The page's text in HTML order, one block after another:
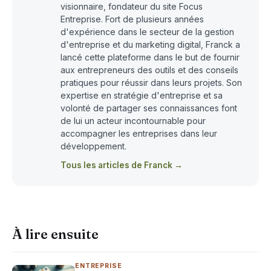
visionnaire, fondateur du site Focus
Entreprise. Fort de plusieurs années
d'expérience dans le secteur de la gestion
d'entreprise et du marketing digital, Franck a
lancé cette plateforme dans le but de fournir
aux entrepreneurs des outils et des conseils
pratiques pour réussir dans leurs projets. Son
expertise en stratégie d'entreprise et sa
volonté de partager ses connaissances font
de lui un acteur incontournable pour
accompagner les entreprises dans leur
développement.
Tous les articles de Franck →
À lire ensuite
ENTREPRISE